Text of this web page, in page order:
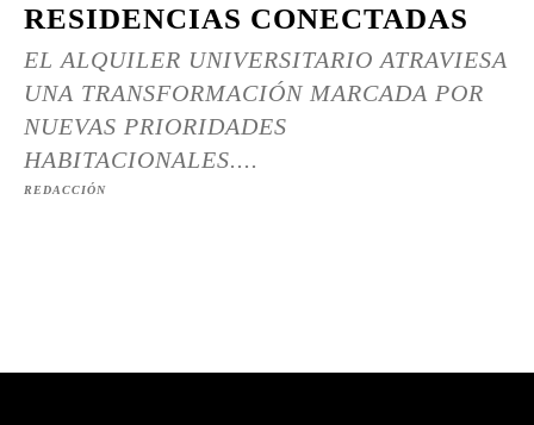
RESIDENCIAS CONECTADAS
EL ALQUILER UNIVERSITARIO ATRAVIESA
UNA TRANSFORMACIÓN MARCADA POR
NUEVAS PRIORIDADES
HABITACIONALES....
REDACCIÓN